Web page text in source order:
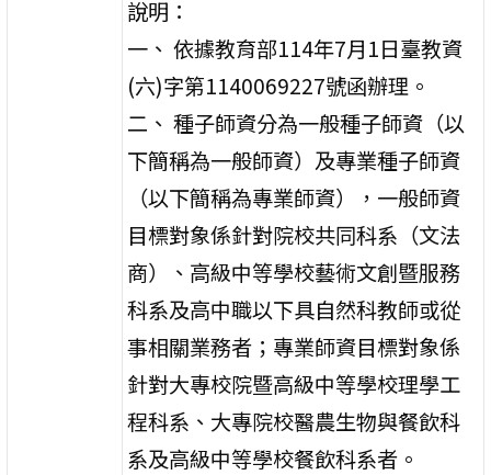
說明：
一、 依據教育部114年7月1日臺教資
(六)字第1140069227號函辦理。
二、 種子師資分為一般種子師資（以
下簡稱為一般師資）及專業種子師資
（以下簡稱為專業師資），一般師資
目標對象係針對院校共同科系（文法
商）、高級中等學校藝術文創暨服務
科系及高中職以下具自然科教師或從
事相關業務者；專業師資目標對象係
針對大專校院暨高級中等學校理學工
程科系、大專院校醫農生物與餐飲科
系及高級中等學校餐飲科系者。